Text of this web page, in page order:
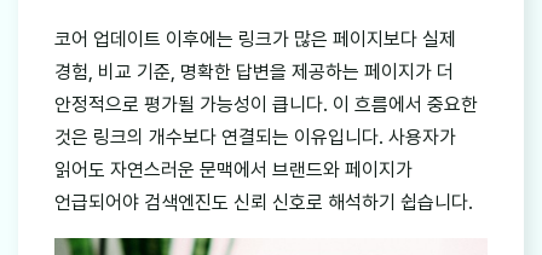
코어 업데이트 이후에는 링크가 많은 페이지보다 실제
경험, 비교 기준, 명확한 답변을 제공하는 페이지가 더
안정적으로 평가될 가능성이 큽니다. 이 흐름에서 중요한
것은 링크의 개수보다 연결되는 이유입니다. 사용자가
읽어도 자연스러운 문맥에서 브랜드와 페이지가
언급되어야 검색엔진도 신뢰 신호로 해석하기 쉽습니다.